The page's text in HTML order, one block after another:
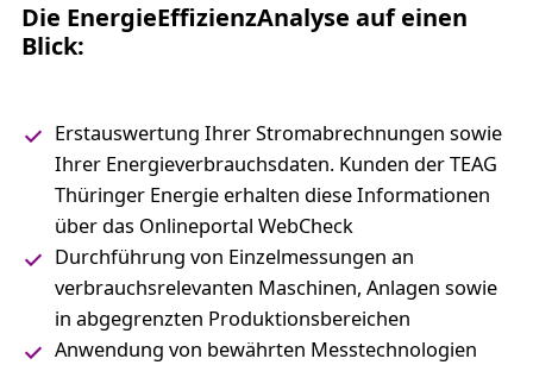
Die EnergieEffizienzAnalyse auf einen
Blick:
Erstauswertung Ihrer Stromabrechnungen sowie
Ihrer Energieverbrauchsdaten. Kunden der TEAG
Thüringer Energie erhalten diese Informationen
über das Onlineportal WebCheck
Durchführung von Einzelmessungen an
verbrauchsrelevanten Maschinen, Anlagen sowie
in abgegrenzten Produktionsbereichen
Anwendung von bewährten Messtechnologien